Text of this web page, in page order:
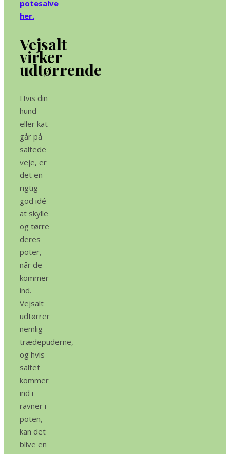
potesalve
her.
Vejsalt
virker
udtørrende
Hvis din
hund
eller kat
går på
saltede
veje, er
det en
rigtig
god idé
at skylle
og tørre
deres
poter,
når de
kommer
ind.
Vejsalt
udtørrer
nemlig
trædepuderne,
og hvis
saltet
kommer
ind i
ravner i
poten,
kan det
blive en